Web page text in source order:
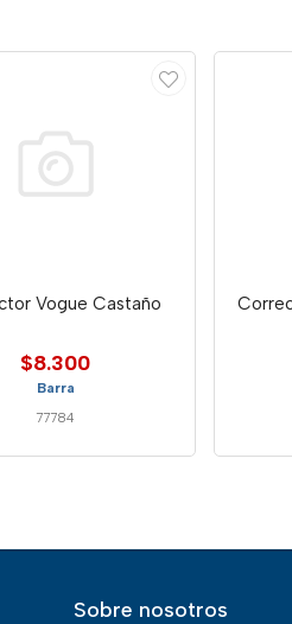
Vogue Castaño
$8.300
Barra
77784
Sobre nosotros